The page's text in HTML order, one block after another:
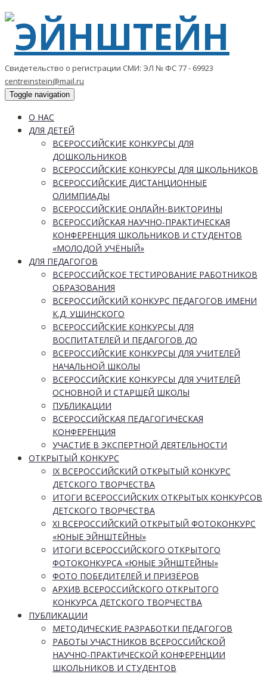
Свидетельство о регистрации СМИ: ЭЛ № ФС 77 - 69923
centreinstein@mail.ru
Toggle navigation
О НАС
ДЛЯ ДЕТЕЙ
ВСЕРОССИЙСКИЕ КОНКУРСЫ ДЛЯ
ДОШКОЛЬНИКОВ
ВСЕРОССИЙСКИЕ КОНКУРСЫ ДЛЯ ШКОЛЬНИКОВ
ВСЕРОССИЙСКИЕ ДИСТАНЦИОННЫЕ
ОЛИМПИАДЫ
ВСЕРОССИЙСКИЕ ОНЛАЙН-ВИКТОРИНЫ
ВСЕРОССИЙСКАЯ НАУЧНО-ПРАКТИЧЕСКАЯ
КОНФЕРЕНЦИЯ ШКОЛЬНИКОВ И СТУДЕНТОВ
«МОЛОДОЙ УЧЁНЫЙ»
ДЛЯ ПЕДАГОГОВ
ВСЕРОССИЙСКОЕ ТЕСТИРОВАНИЕ РАБОТНИКОВ
ОБРАЗОВАНИЯ
ВСЕРОССИЙСКИЙ КОНКУРС ПЕДАГОГОВ ИМЕНИ
К.Д. УШИНСКОГО
ВСЕРОССИЙСКИЕ КОНКУРСЫ ДЛЯ
ВОСПИТАТЕЛЕЙ И ПЕДАГОГОВ ДО
ВСЕРОССИЙСКИЕ КОНКУРСЫ ДЛЯ УЧИТЕЛЕЙ
НАЧАЛЬНОЙ ШКОЛЫ
ВСЕРОССИЙСКИЕ КОНКУРСЫ ДЛЯ УЧИТЕЛЕЙ
ОСНОВНОЙ И СТАРШЕЙ ШКОЛЫ
ПУБЛИКАЦИИ
ВСЕРОССИЙСКАЯ ПЕДАГОГИЧЕСКАЯ
КОНФЕРЕНЦИЯ
УЧАСТИЕ В ЭКСПЕРТНОЙ ДЕЯТЕЛЬНОСТИ
ОТКРЫТЫЙ КОНКУРС
IX ВСЕРОССИЙСКИЙ ОТКРЫТЫЙ КОНКУРС
ДЕТСКОГО ТВОРЧЕСТВА
ИТОГИ ВСЕРОССИЙСКИХ ОТКРЫТЫХ КОНКУРСОВ
ДЕТСКОГО ТВОРЧЕСТВА
XI ВСЕРОССИЙСКИЙ ОТКРЫТЫЙ ФОТОКОНКУРС
«ЮНЫЕ ЭЙНШТЕЙНЫ»
ИТОГИ ВСЕРОССИЙСКОГО ОТКРЫТОГО
ФОТОКОНКУРСА «ЮНЫЕ ЭЙНШТЕЙНЫ»
ФОТО ПОБЕДИТЕЛЕЙ И ПРИЗЁРОВ
АРХИВ ВСЕРОССИЙСКОГО ОТКРЫТОГО
КОНКУРСА ДЕТСКОГО ТВОРЧЕСТВА
ПУБЛИКАЦИИ
МЕТОДИЧЕСКИЕ РАЗРАБОТКИ ПЕДАГОГОВ
РАБОТЫ УЧАСТНИКОВ ВСЕРОССИЙСКОЙ
НАУЧНО-ПРАКТИЧЕСКОЙ КОНФЕРЕНЦИИ
ШКОЛЬНИКОВ И СТУДЕНТОВ